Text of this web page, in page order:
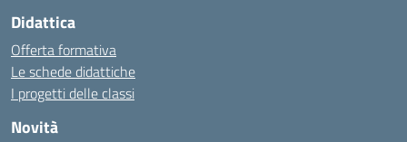
Didattica
Offerta formativa
Le schede didattiche
I progetti delle classi
Novità